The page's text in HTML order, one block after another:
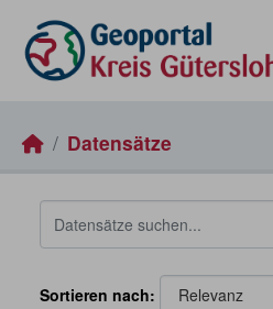
Datensätze
Sortieren nach